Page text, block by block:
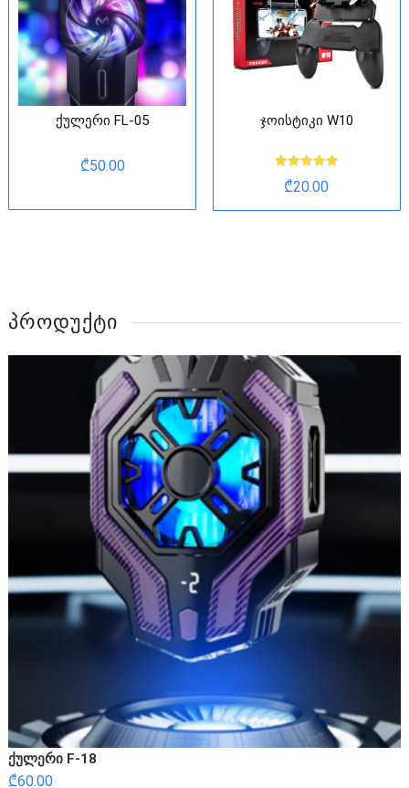
ქულერი FL-05
₾50.00
ჯოისტიკი W10
5.00
₾20.00
ᲞᲠᲝᲓᲣᲥᲢᲘ
ქულერი F-18
₾60.00